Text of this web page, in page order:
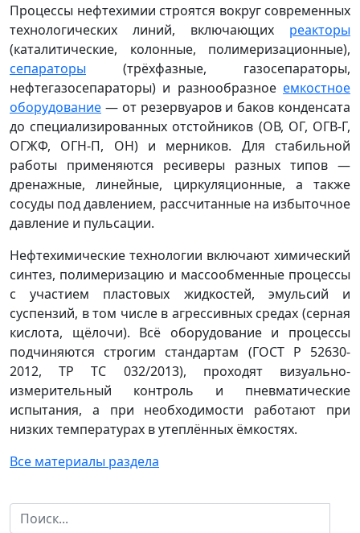
Процессы нефтехимии строятся вокруг современных
технологических линий, включающих реакторы
(каталитические, колонные, полимеризационные),
сепараторы (трёхфазные, газосепараторы,
нефтегазосепараторы) и разнообразное емкостное
оборудование — от резервуаров и баков конденсата
до специализированных отстойников (ОВ, ОГ, ОГВ-Г,
ОГЖФ, ОГН-П, ОН) и мерников. Для стабильной
работы применяются ресиверы разных типов —
дренажные, линейные, циркуляционные, а также
сосуды под давлением, рассчитанные на избыточное
давление и пульсации.
Нефтехимические технологии включают химический
синтез, полимеризацию и массообменные процессы
с участием пластовых жидкостей, эмульсий и
суспензий, в том числе в агрессивных средах (серная
кислота, щёлочи). Всё оборудование и процессы
подчиняются строгим стандартам (ГОСТ Р 52630-
2012, ТР ТС 032/2013), проходят визуально-
измерительный контроль и пневматические
испытания, а при необходимости работают при
низких температурах в утеплённых ёмкостях.
Все материалы раздела